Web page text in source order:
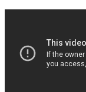
«Tuvimos
responsables
puesto en
del Consejo
ver qué